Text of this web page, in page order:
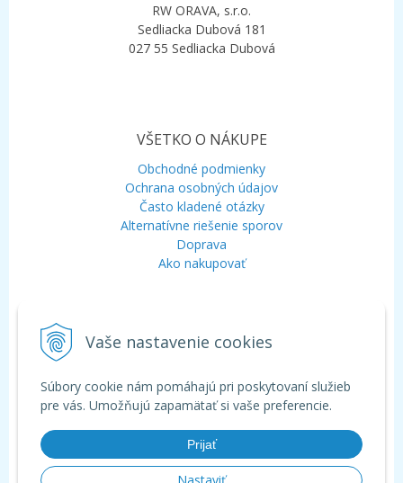
Vaše nastavenie cookies
Súbory cookie nám pomáhajú pri poskytovaní služieb
pre vás. Umožňujú zapamätať si vaše preferencie.
Prijať
RW ORAVA, s.r.o.
Sedliacka Dubová 181
027 55 Sedliacka Dubová
VŠETKO O NÁKUPE
Obchodné podmienky
Ochrana osobných údajov
Často kladené otázky
Alternatívne riešenie sporov
Doprava
Ako nakupovať
Mobil:+421 948 120 323
Chat:WhatsApp
Chat:Viber